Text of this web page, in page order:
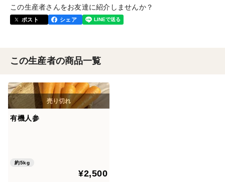
この生産者さんをお友達に紹介しませんか？
ポスト シェア
この生産者の商品一覧
有機人参
約5kg
¥2,500